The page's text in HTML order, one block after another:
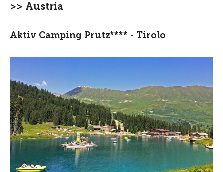
>> Austria
Aktiv Camping Prutz**** - Tirolo